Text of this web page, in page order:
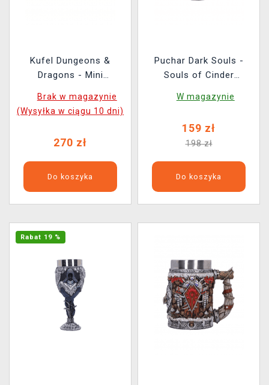
Kufel Dungeons &
Dragons - Mini
Now) (3 szt.)
Brak w magazynie
(Wysyłka w ciągu 10 dni)
270 zł
Do koszyka
Puchar Dark Souls -
Souls of Cinder
W magazynie
159 zł
198 zł
Do koszyka
Rabat 19 %